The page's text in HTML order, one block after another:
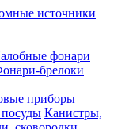
источники
фонари
брелоки
приборы
Канистры,